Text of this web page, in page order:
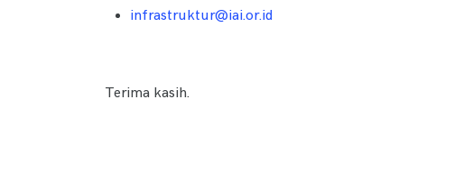
infrastruktur@iai.or.id
Terima kasih.